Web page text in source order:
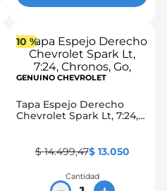
10 %
GENUINO CHEVROLET
Tapa Espejo Derecho
Chevrolet Spark Lt, 7:24,
$ 14.499,47$ 13.050
Cantidad